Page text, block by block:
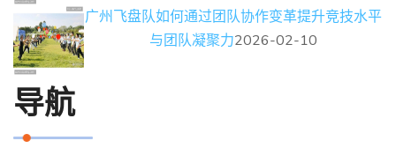
广州飞盘队如何通过团队协作变革提升竞技水平
与团队凝聚力2026-02-10
导航